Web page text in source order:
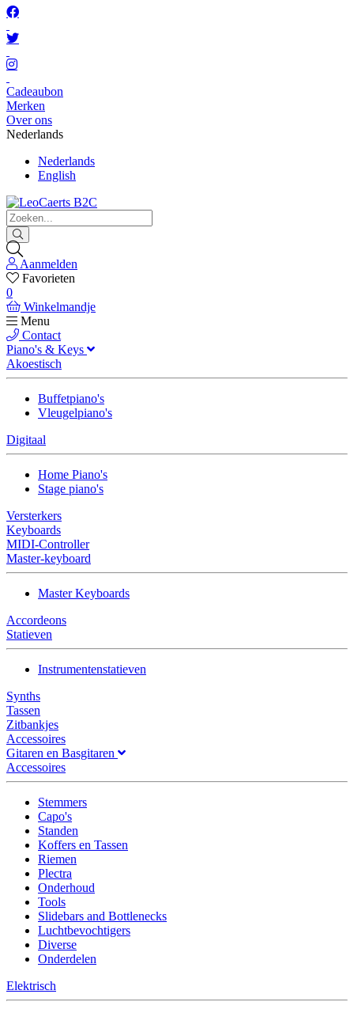
Cadeaubon
Merken
Over ons
Nederlands
Nederlands
English
Aanmelden
Favorieten
0
Winkelmandje
Menu
Contact
Piano's & Keys
Akoestisch
Buffetpiano's
Vleugelpiano's
Digitaal
Home Piano's
Stage piano's
Versterkers
Keyboards
MIDI-Controller
Master-keyboard
Master Keyboards
Accordeons
Statieven
Instrumentenstatieven
Synths
Tassen
Zitbankjes
Accessoires
Gitaren en Basgitaren
Accessoires
Stemmers
Capo's
Standen
Koffers en Tassen
Riemen
Plectra
Onderhoud
Tools
Slidebars and Bottlenecks
Luchtbevochtigers
Diverse
Onderdelen
Elektrisch